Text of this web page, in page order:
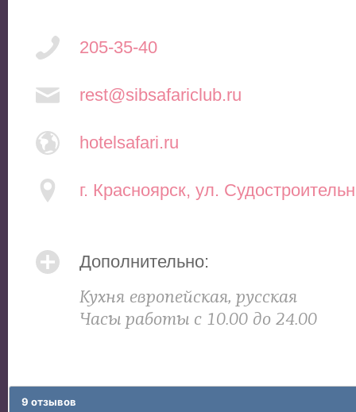
205-35-40
rest@sibsafariclub.ru
hotelsafari.ru
г. Красноярск, ул.
Дополнительно:
Кухня европейская, русская
Часы работы с 10.00 до 24.00
9 отзывов